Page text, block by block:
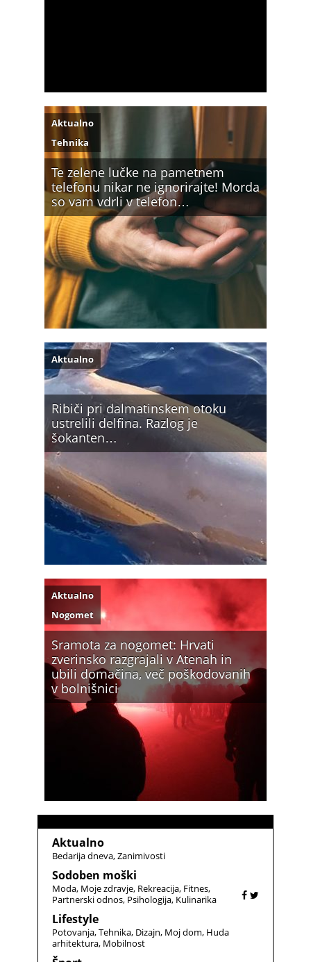
Te zelene lučke na pametnem
telefonu nikar ne ignorirajte! Morda
so vam vdrli v telefon…
Aktualno
Tehnika
Ribiči pri dalmatinskem otoku
ustrelili delfina. Razlog je
šokanten…
Aktualno
Sramota za nogomet: Hrvati
zverinsko razgrajali v Atenah in
ubili domačina, več poškodovanih
v bolnišnici
Aktualno
Nogomet
Aktualno
Bedarija dneva Zanimivosti
Sodoben moški
Moda Moje zdravje Rekreacija Fitnes
Partnerski odnos Psihologija Kulinarika
Lifestyle
Potovanja Tehnika Dizajn Moj dom Huda
arhitektura Mobilnost